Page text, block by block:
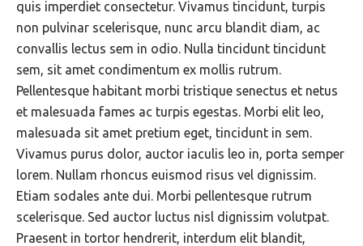
quis imperdiet consectetur. Vivamus tincidunt, turpis
non pulvinar scelerisque, nunc arcu blandit diam, ac
convallis lectus sem in odio. Nulla tincidunt tincidunt
sem, sit amet condimentum ex mollis rutrum.
Pellentesque habitant morbi tristique senectus et netus
et malesuada fames ac turpis egestas. Morbi elit leo,
malesuada sit amet pretium eget, tincidunt in sem.
Vivamus purus dolor, auctor iaculis leo in, porta semper
lorem. Nullam rhoncus euismod risus vel dignissim.
Etiam sodales ante dui. Morbi pellentesque rutrum
scelerisque. Sed auctor luctus nisl dignissim volutpat.
Praesent in tortor hendrerit, interdum elit blandit,